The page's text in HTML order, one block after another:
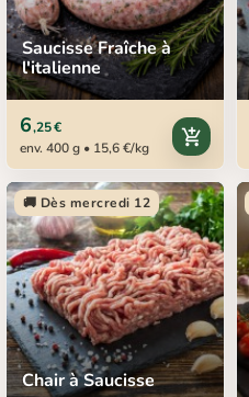
Saucisse Fraîche à
l'italienne
6,25 €
env. 400 g • 15,6 €/kg
add_shopping_cart
🚚 Dès mercredi 12
Chair à Saucisse